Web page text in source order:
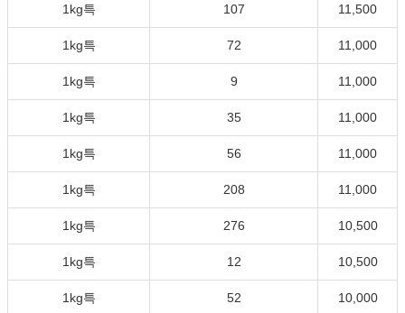
1kg특 107 11,500
1kg특 72 11,000
1kg특 9 11,000
1kg특 35 11,000
1kg특 56 11,000
1kg특 208 11,000
1kg특 276 10,500
1kg특 12 10,500
1kg특 52 10,000